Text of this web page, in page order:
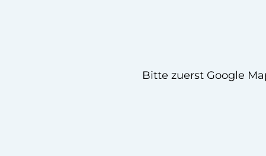
Bitte zuerst Google